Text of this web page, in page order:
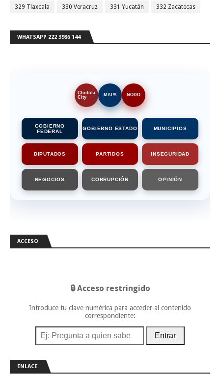
329 Tlaxcala 330 Veracruz 331 Yucatán 332 Zacatecas
WHATSAPP 222 3986 144
Cholula
City
MAPA NODO
GOBIERNO
FEDERAL
GOBIERNO ESTADO MUNICIPIOS
DIPUTADOS PARTIDOS INSEGURIDAD
NEGOCIOS CORRUPCIÓN OPINIÓN
ACCESO
🔒 Acceso restringido
Introduce tu clave numérica para acceder al contenido
correspondiente:
Entrar
ENLACE